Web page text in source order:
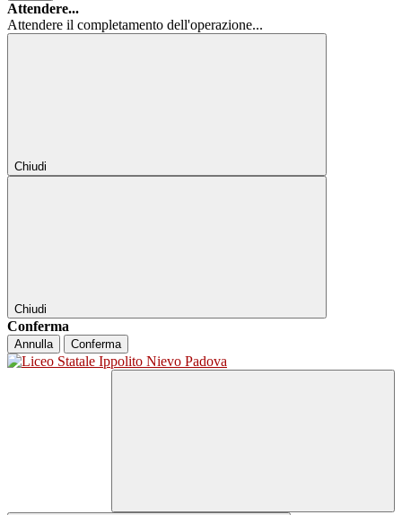
Attendere...
Attendere il completamento dell'operazione...
Chiudi
Chiudi
Conferma
Annulla Conferma